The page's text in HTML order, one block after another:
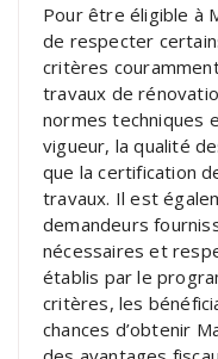
Pour être éligible à
de respecter
critères
travaux de
normes techniques
vigueur, la qualité
que la certification
travaux. Il est
demandeurs
nécessaires et
établis par le
critères, les
chances d’obtenir